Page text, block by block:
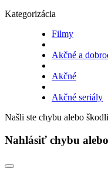
Kategorizácia
Filmy
Akčné a
Akčné
Akčné seriály
Našli ste chybu alebo
Nahlásiť chybu